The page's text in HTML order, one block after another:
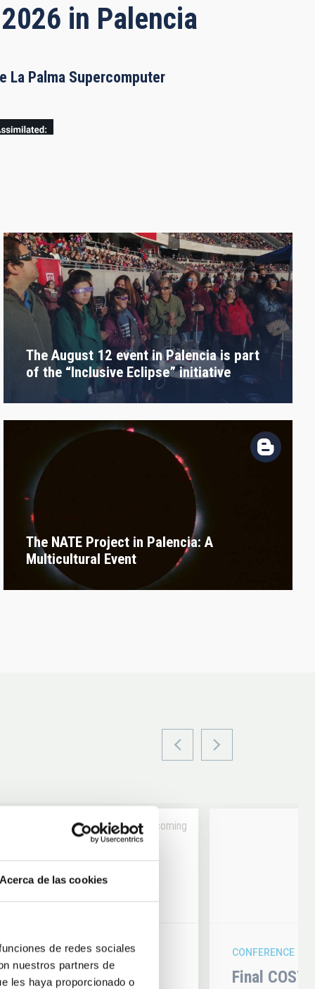
Acerca de las cookies
de redes sociales
nuestros partners de
les haya proporcionado o
in Palencia
La Palma Supercomputer
The August 12 event in Palencia is part
of the “Inclusive Eclipse” initiative
The NATE Project in Palencia: A
Multicultural Event
14
Upcoming
2026
CONFERENCE
Final